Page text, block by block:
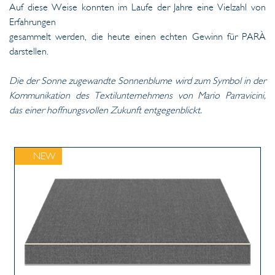
Auf diese Weise konnten im Laufe der Jahre eine Vielzahl von
Erfahrungen
gesammelt werden, die heute einen echten Gewinn für PARÀ
darstellen.
Die der Sonne zugewandte Sonnenblume wird zum Symbol in der
Kommunikation des Textilunternehmens von Mario Parravicini,
das einer hoffnungsvollen Zukunft entgegenblickt.
NEW